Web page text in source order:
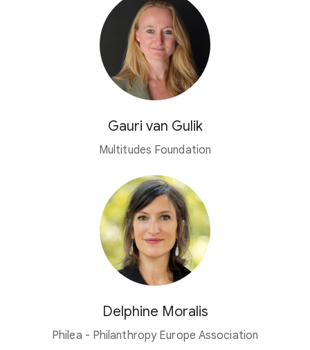
Gauri van Gulik
Multitudes Foundation
Delphine Moralis
Philea - Philanthropy Europe Association